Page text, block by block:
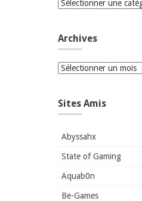
Catégories
Archives
Archives
Sites Amis
Abyssahx
State of Gaming
Aquab0n
Be-Games